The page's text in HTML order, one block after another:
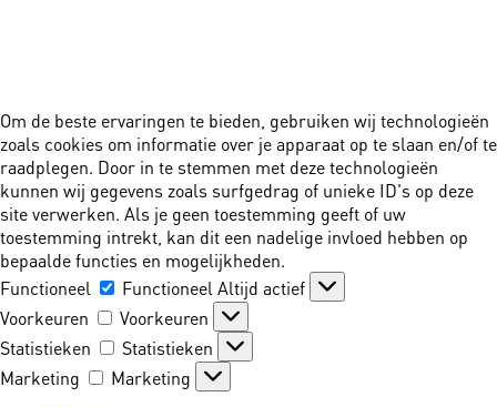
Om de beste ervaringen te bieden, gebruiken wij technologieën
zoals cookies om informatie over je apparaat op te slaan en/of te
raadplegen. Door in te stemmen met deze technologieën
kunnen wij gegevens zoals surfgedrag of unieke ID's op deze
site verwerken. Als je geen toestemming geeft of uw
toestemming intrekt, kan dit een nadelige invloed hebben op
bepaalde functies en mogelijkheden.
Functioneel
Functioneel Altijd actief
Voorkeuren
Voorkeuren
Statistieken
Statistieken
Marketing
Marketing